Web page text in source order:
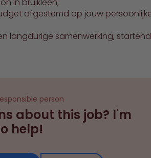
afgestemd op jouw
langdurige samenwerking,
person
about this job? I'm
help!